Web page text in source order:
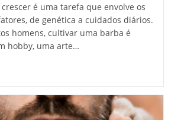
é uma tarefa que envolve os
de genética a cuidados diários.
homens, cultivar uma barba é
hobby, uma arte…